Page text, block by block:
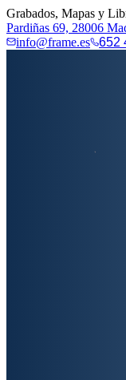
Grabados, Mapas y
Pardiñas 69, 28006
info@frame.es
652